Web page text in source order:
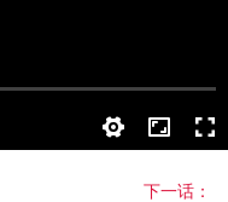
下一话：